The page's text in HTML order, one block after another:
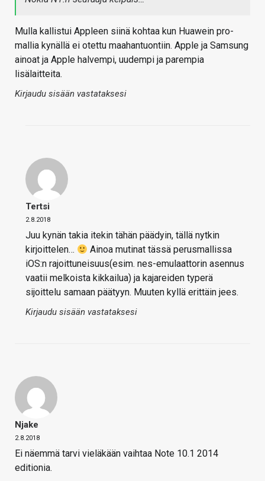
Mulla kallistui Appleen siinä kohtaa kun Huawein pro-
mallia kynällä ei otettu maahantuontiin. Apple ja Samsung
ainoat ja Apple halvempi, uudempi ja parempia
lisälaitteita.
Kirjaudu sisään vastataksesi
Tertsi
2.8.2018
Juu kynän takia itekin tähän päädyin, tällä nytkin
kirjoittelen…
Ainoa mutinat tässä perusmallissa
iOS:n rajoittuneisuus(esim. nes-emulaattorin asennus
vaatii melkoista kikkailua) ja kajareiden typerä
sijoittelu samaan päätyyn. Muuten kyllä erittäin jees.
Kirjaudu sisään vastataksesi
Njake
2.8.2018
Ei näemmä tarvi vieläkään vaihtaa Note 10.1 2014
editionia.